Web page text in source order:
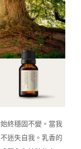
終穩固不變。當我
迷失自我。乳香的